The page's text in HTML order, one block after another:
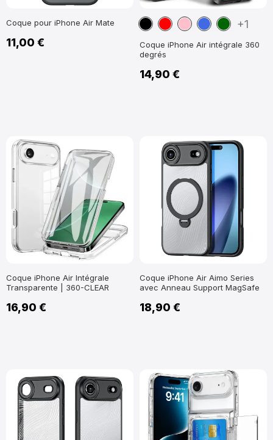
Coque pour iPhone Air Mate
11,00 €
NoirRouge
RoseBleuVert +1
Coque iPhone Air intégrale 360
degrés
14,90 €
Coque iPhone Air Intégrale
Transparente | 360-CLEAR
16,90 €
Coque iPhone Air Aimo Series
avec Anneau Support MagSafe
18,90 €